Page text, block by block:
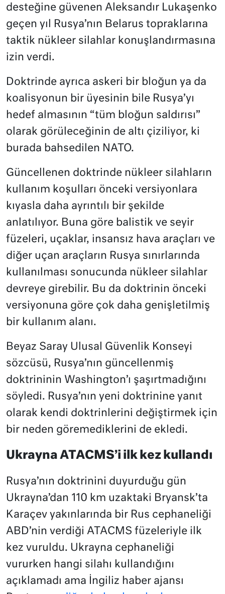
desteğine güvenen Aleksandır Lukaşenko
geçen yıl Rusya’nın Belarus topraklarına
taktik nükleer silahlar konuşlandırmasına
izin verdi.
Doktrinde ayrıca askeri bir bloğun ya da
koalisyonun bir üyesinin bile Rusya’yı
hedef almasının “tüm bloğun saldırısı”
olarak görüleceğinin de altı çiziliyor, ki
burada bahsedilen NATO.
Güncellenen doktrinde nükleer silahların
kullanım koşulları önceki versiyonlara
kıyasla daha ayrıntılı bir şekilde
anlatılıyor. Buna göre balistik ve seyir
füzeleri, uçaklar, insansız hava araçları ve
diğer uçan araçların Rusya sınırlarında
kullanılması sonucunda nükleer silahlar
devreye girebilir. Bu da doktrinin önceki
versiyonuna göre çok daha genişletilmiş
bir kullanım alanı.
Beyaz Saray Ulusal Güvenlik Konseyi
sözcüsü, Rusya’nın güncellenmiş
doktrininin Washington’ı şaşırtmadığını
söyledi. Rusya’nın yeni doktrinine yanıt
olarak kendi doktrinlerini değiştirmek için
bir neden göremediklerini de ekledi.
Ukrayna ATACMS’i ilk kez kullandı
Rusya’nın doktrinini duyurduğu gün
Ukrayna’dan 110 km uzaktaki Bryansk’ta
Karaçev yakınlarında bir Rus cephaneliği
ABD’nin verdiği ATACMS füzeleriyle ilk
kez vuruldu. Ukrayna cephaneliği
vururken hangi silahı kullandığını
açıklamadı ama İngiliz haber ajansı